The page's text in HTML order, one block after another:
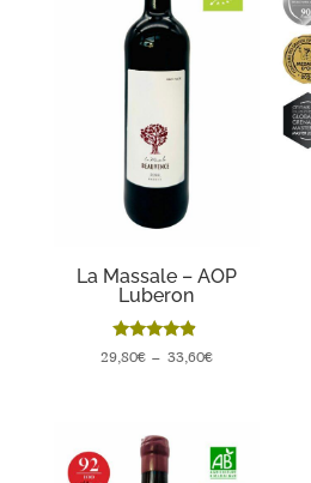
La Massale – AOP
Luberon
Note
4.67
29,80€ – 33,60€Plage
29,80€